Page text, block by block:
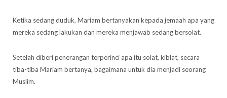
Ketika sedang duduk, Mariam bertanyakan kepada jemaah apa yang
mereka sedang lakukan dan mereka menjawab sedang bersolat.
Setelah diberi penerangan terperinci apa itu solat, kiblat, secara
tiba-tiba Mariam bertanya, bagaimana untuk dia menjadi seorang
Muslim.